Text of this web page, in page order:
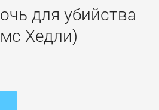
для убийства
Хедли)